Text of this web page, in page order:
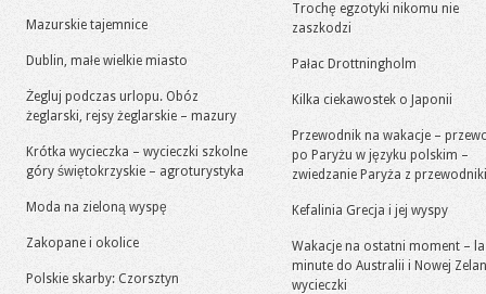
Mazurskie tajemnice
Dublin, małe wielkie miasto
Żegluj podczas urlopu. Obóz
żeglarski, rejsy żeglarskie – mazury
Krótka wycieczka – wycieczki szkolne
góry świętokrzyskie – agroturystyka
Moda na zieloną wyspę
Zakopane i okolice
Polskie skarby: Czorsztyn
Trochę egzotyki nikomu nie
zaszkodzi
Pałac Drottningholm
Kilka ciekawostek o Japonii
Przewodnik na wakacje –
po Paryżu w języku polskim –
zwiedzanie Paryża z
Kefalinia Grecja i jej wyspy
Wakacje na ostatni moment –
minute do Australii i Nowej
wycieczki